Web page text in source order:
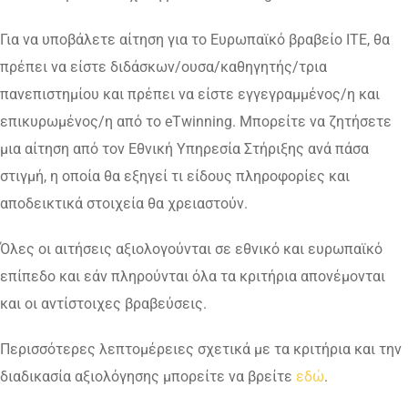
Για να υποβάλετε αίτηση για το Ευρωπαϊκό βραβείο ITE, θα
πρέπει να είστε διδάσκων/ουσα/καθηγητής/τρια
πανεπιστημίου και πρέπει να είστε εγγεγραμμένος/η και
επικυρωμένος/η από το eTwinning. Μπορείτε να ζητήσετε
μια αίτηση από τον Εθνική Υπηρεσία Στήριξης ανά πάσα
στιγμή, η οποία θα εξηγεί τι είδους πληροφορίες και
αποδεικτικά στοιχεία θα χρειαστούν.
Όλες οι αιτήσεις αξιολογούνται σε εθνικό και ευρωπαϊκό
επίπεδο και εάν πληρούνται όλα τα κριτήρια απονέμονται
και οι αντίστοιχες βραβεύσεις.
Περισσότερες λεπτομέρειες σχετικά με τα κριτήρια και την
διαδικασία αξιολόγησης μπορείτε να βρείτε εδώ.